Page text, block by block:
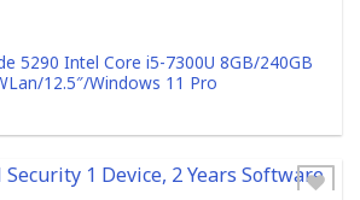
5290 Intel Core i5-7300U 8GB/240GB
12.5″/Windows 11 Pro